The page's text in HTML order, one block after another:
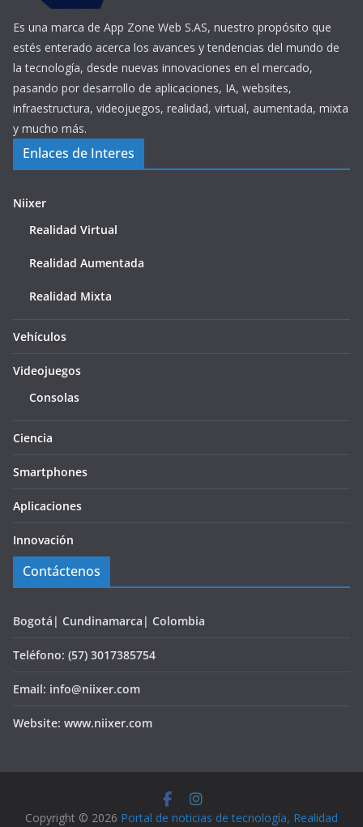
Es una marca de App Zone Web S.AS, nuestro propósito que
estés enterado acerca los avances y tendencias del mundo de
la tecnología, desde nuevas innovaciones en el mercado,
pasando por desarrollo de aplicaciones, IA, websites,
infraestructura, videojuegos, realidad, virtual, aumentada, mixta
y mucho más.
Enlaces de Interes
Niixer
Realidad Virtual
Realidad Aumentada
Realidad Mixta
Vehículos
Videojuegos
Consolas
Ciencia
Smartphones
Aplicaciones
Innovación
Contáctenos
Bogotá| Cundinamarca| Colombia
Teléfono: (57) 3017385754
Email: info@niixer.com
Website: www.niixer.com
Copyright © 2026 Portal de noticias de tecnología, Realidad